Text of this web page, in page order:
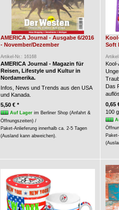
AMERICA Journal - Ausgabe 6/2016
- November/Dezember
Artikel-Nr.: 16168
AMERICA Journal - Magazin für
Reisen, Lifestyle und Kultur in
Nordamerika.
Infos, News und Trends aus den USA
und Kanada.
5,50 € *
Auf Lagerim Berliner Shop (Anfahrt &
Öffnungszeiten) /
Paket-Anlieferung innerhalb ca. 2-5 Tagen
(Ausland kann abweichen).
Soft
Das
0,65
100